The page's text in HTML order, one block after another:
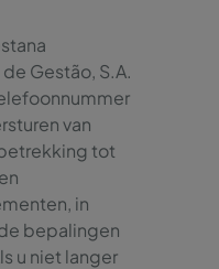
Gestão, S.A.
van
tot
in
bepalingen
u niet langer